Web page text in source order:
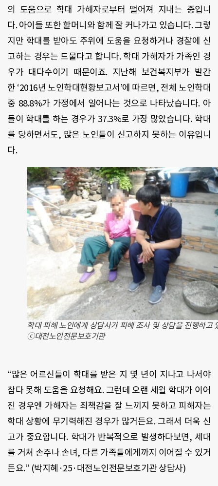
의 도움으로 학대 가해자로부터 떨어져 지내는 중입니
다.아이들 또한 할머니와 함께 잘 커나가고 있습니다.그렇
지만 학대를 받아도 주위에 도움을 요청하거나 경찰에 신
고하는 경우는 드물다고 합니다. 학대 가해자가 가족인 경
우가 대다수이기 때문이죠. 지난해 보건복지부가 발간
한 ‘2016년 노인학대현황보고서 ’에 따르면, 전체 노인학대
중 88.8%가 가정에서 일어나는 것으로 나타났습니다. 아
들이 학대를 하는 경우가 37.3%로 가장 많았습니다. 학대
를 당하면서도, 많은 노인들이 신고하지 못하는 이유입니
다.
학대 피해 노인에게 상담사가 피해 조사 및 상담을 진행하고
ⓒ대전노인전문보호기관
“많은 어르신들이 학대를 받은 지 몇 년이 지나고 나서야
참다 못해 도움을 요청해요. 그런데 오랜 세월 학대가 이어
진 경우엔 가해자는 죄책감을 잘 느끼지 못하고 피해자는
학대 상황에 무기력해진 경우가 많거든요. 그래서 더욱 신
고가 중요합니다. 학대가 반복적으로 발생하다보면, 세대
를 거쳐 손주나 손녀, 다른 가족들에게까지 이어질 수 있거
든요.” (박지혜·25·대전노인전문보호기관 상담사)